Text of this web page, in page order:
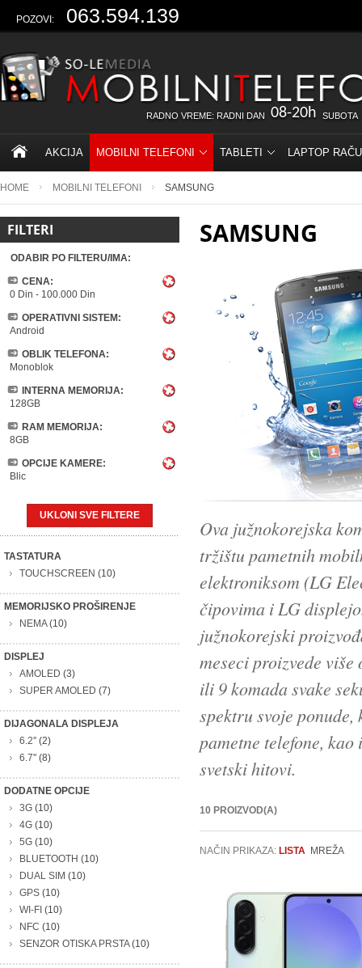
POZOVI: 063.594.139
RADNO VREME: RADNI DAN 08-20h SUBOTA
AKCIJA MOBILNI TELEFONI TABLETI LAPTOP
HOME MOBILNI TELEFONI SAMSUNG
FILTERI
ODABIR PO FILTERU/IMA:
CENA:
0 Din - 100.000 Din
OPERATIVNI SISTEM:
Android
OBLIK TELEFONA:
Monoblok
INTERNA MEMORIJA:
128GB
RAM MEMORIJA:
8GB
OPCIJE KAMERE:
Blic
UKLONI SVE FILTERE
TASTATURA
TOUCHSCREEN (10)
MEMORIJSKO PROŠIRENJE
NEMA(10)
DISPLEJ
AMOLED (3)
SUPER AMOLED (7)
DIJAGONALA DISPLEJA
6.2'' (2)
6.7'' (8)
DODATNE OPCIJE
3G (10)
4G (10)
5G (10)
BLUETOOTH (10)
DUAL SIM (10)
GPS (10)
WI-FI (10)
NFC (10)
SENZOR OTISKA PRSTA(10)
SAMSUNG
Ova južnokorejska
tržištu pametnih
elektroniksom (LG
čipovima i LG
južnokorejski
meseci proizvede
ili 9 komada svake
spektru svoje
pametne telefone,
svetski hitovi.
10 PROIZVOD(A)
NAČIN PRIKAZA: LISTA MREŽA